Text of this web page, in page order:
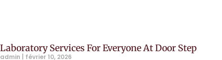
Laboratory Services For Everyone At Door Step
admin février 10, 2026